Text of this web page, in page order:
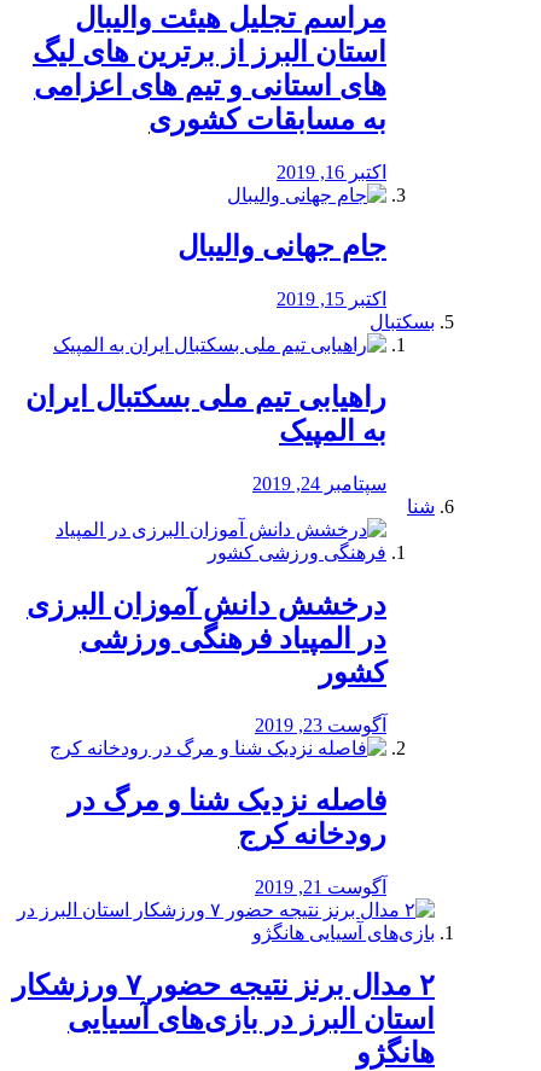
مراسم تجلیل هیئت والیبال
استان البرز از برترین های لیگ
های استانی و تیم های اعزامی
به مسابقات کشوری
اکتبر 16, 2019
جام جهانی والیبال
اکتبر 15, 2019
بسکتبال
راهیابی تیم ملی بسکتبال ایران
به المپیک
سپتامبر 24, 2019
شنا
درخشش دانش آموزان البرزی
در المپیاد فرهنگی ورزشی
کشور
آگوست 23, 2019
️فاصله نزدیک شنا و مرگ در
رودخانه کرج
آگوست 21, 2019
۲ مدال برنز نتیجه حضور ۷ ورزشکار
استان البرز در بازی‌های آسیایی
هانگژو